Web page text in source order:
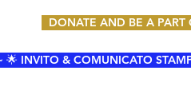
DONATE AND BE A
🌟 INVITO & COMUNICATO